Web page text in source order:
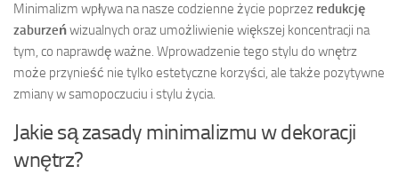
Minimalizm wpływa na nasze codzienne życie poprzez redukcję
zaburzeńwizualnych oraz umożliwienie większej koncentracji na
tym, co naprawdę ważne. Wprowadzenie tego stylu do wnętrz
może przynieść nie tylko estetyczne korzyści, ale także pozytywne
zmiany w samopoczuciu i stylu życia.
Jakie są zasady minimalizmu w dekoracji
wnętrz?